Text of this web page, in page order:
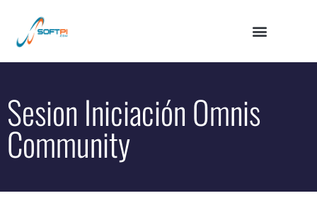
Sesion Iniciación Omnis
Community